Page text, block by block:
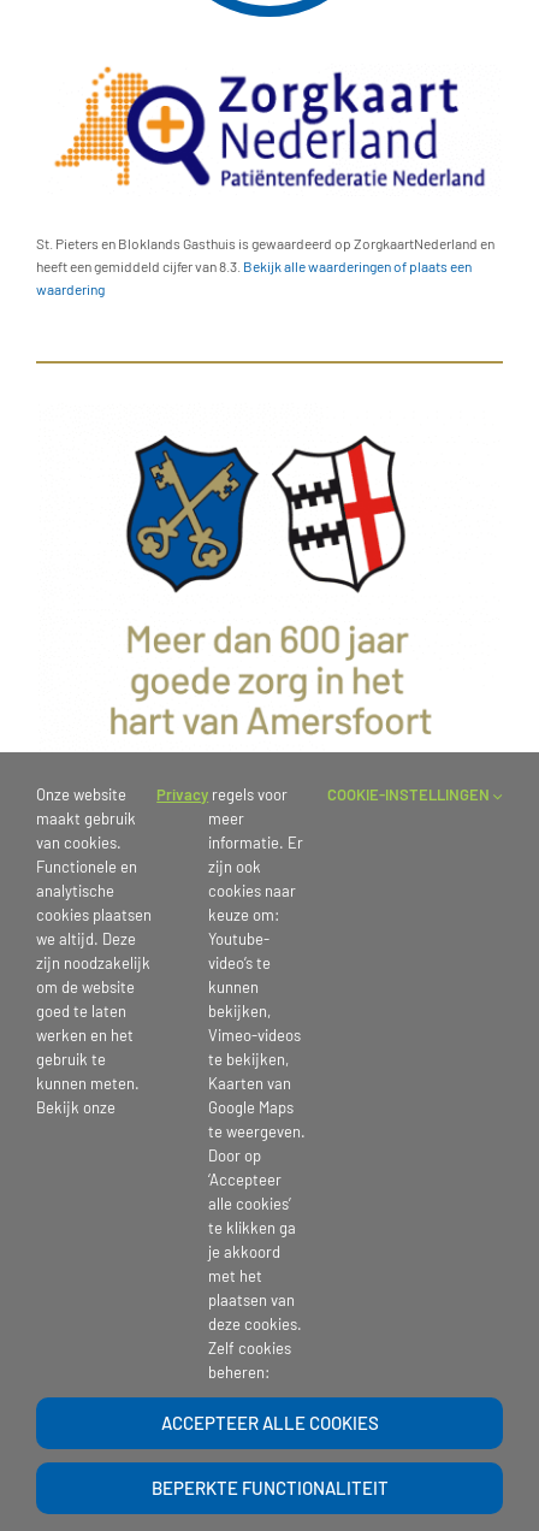
St. Pieters en Bloklands Gasthuis is gewaardeerd op ZorgkaartNederland en
heeft een gemiddeld cijfer van 8.3. Bekijk alle waarderingen of plaats een
waardering
Wij willen in samenwerking met u
en uw naasten goede en veilige
zorg en comfort bieden
Copyright 2017 | St. Pieters en Bloklands Gasthuis |website-beheer
by >Ontwerpgroep Lale
Onze website
maakt gebruik
van cookies.
Functionele en
analytische
cookies plaatsen
we altijd. Deze
zijn noodzakelijk
om de website
goed te laten
werken en het
gebruik te
kunnen meten.
Bekijk onze
Privacy regels voor
meer
informatie. Er
zijn ook
cookies naar
keuze om:
Youtube-
video’s te
kunnen
bekijken,
Vimeo-videos
te bekijken,
Kaarten van
Google Maps
te weergeven.
Door op
‘Accepteer
alle cookies’
te klikken ga
je akkoord
met het
plaatsen van
deze cookies.
Zelf cookies
beheren:
COOKIE-INSTELLINGEN
ACCEPTEER ALLE COOKIES
BEPERKTE FUNCTIONALITEIT